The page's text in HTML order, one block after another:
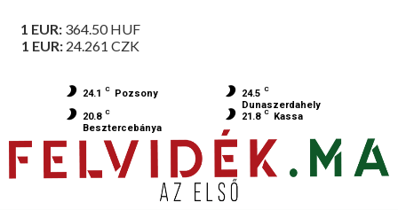
1 EUR: 364.50HUF
1 EUR: 24.261 CZK
24.1 C Pozsony 24.5 C
Dunaszerdahely
20.8 C
Besztercebánya
21.8 C Kassa